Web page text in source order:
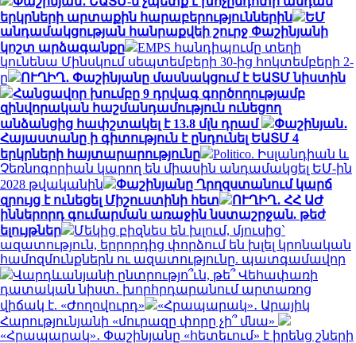
երկրների արտաքին հարաբերություններին
ԵՄ
անդամակցության հանրաքվեի շուրջ Փաշինյանի
կոշտ արձագանքը
EMPS հանդիպումը տեղի
կունենա Մինսկում սեպտեմբերի 30-ից հոկտեմբերի 2-
ը
ՈՒՂԻՂ․ Փաշինյանը մասնակցում է ԵԱՏՄ նիստին
Հանցավոր խումբը 9 դրվագ գործողությամբ
զինվորական հաշմանդամություն ունեցող
անձանցից հափշտակել է 13.8 մլն դրամ
Փաշինյան․
Հայաստանը ի գիտություն է ընդունել ԵԱՏՄ 4
երկրների հայտարարությունը
Politico. Իսլանդիան և
Չեռնոգորիան կարող են միասին անդամակցել ԵՄ-ին
2028 թվականին
Փաշինյանը Ղրղզստանում կարճ
զրույց է ունեցել Միշուստինի հետ
ՈՒՂԻՂ․ ՀՀ ԱԺ
իններորդ գումարման առաջին նստաշրջան. թեժ
ելույթներ
Մեկից բիզնես են խլում, մյուսից`
ազատություն, երրորդից փորձում են խլել կրոնական
համոզմունքներն ու ազատությունը. պատգամավոր
Վարդևանյանի ընտրությո՞ւն, թե՞ Վեհափառի
դատական նիստ․ խորհրդարանում արտառոց
վիճակ է. «Ժողովուրդ»
«Հրապարակ»․ Արայիկ
Հարությունյանի «մուրազը փորը չի՞ մնա»
«Հրապարակ»․ Փաշինյանը «հետեւում» է իրենց շների